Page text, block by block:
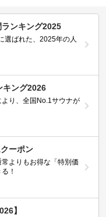
ンキング2025
選ばれた、2025年の人
キング2026
り、全国No.1サウナが
ーポン
よりもお得な「特別価
！
】